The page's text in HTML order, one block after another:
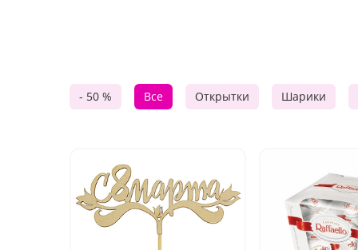
- 50 % Все Открытки Шарики